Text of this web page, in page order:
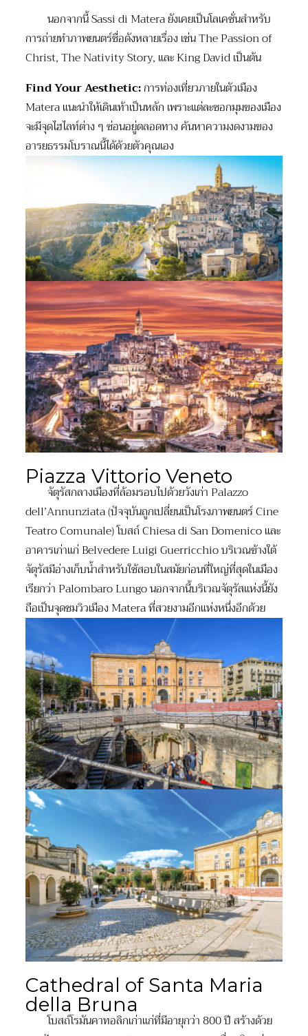
นอกจากนี้ Sassi di Matera ยังเคยเป็นโลเคชั่นสำหรับ
การถ่ายทำภาพยนตร์ชื่อดังหลายเรื่อง เช่น The Passion of
Christ, The Nativity Story, และ King David เป็นต้น
Find Your Aesthetic:การท่องเที่ยวภายในตัวเมือง
Matera แนะนำให้เดินเท้าเป็นหลัก เพราะแต่ละซอกมุมของเมือง
จะมีจุดไฮไลท์ต่าง ๆ ซ่อนอยู่ตลอดทาง ค้นหาความงดงามของ
อารยธรรมโบราณนี้ได้ด้วยตัวคุณเอง
Piazza Vittorio Veneto
จัตุรัสกลางเมืองที่ล้อมรอบไปด้วยวังเก่า Palazzo
dell’Annunziata (ปัจจุบันถูกเปลี่ยนเป็นโรงภาพยนตร์ Cine
Teatro Comunale) โบสถ์ Chiesa di San Domenico และ
อาคารเก่าแก่ Belvedere Luigi Guerricchio บริเวณข้างใต้
จัตุรัสมีอ่างเก็บน้ำสำหรับใช้สอบในสมัยก่อนที่ใหญ่ที่สุดในเมือง
เรียกว่า Palombaro Lungo นอกจากนี้บริเวณจัตุรัสแห่งนี้ยัง
ถือเป็นจุดชมวิวเมือง Matera ที่สวยงามอีกแห่งหนึ่งอีกด้วย
Cathedral of Santa Maria
della Bruna
โบสถ์โรมันคาทอลิกเก่าแก่ที่มีอายุกว่า 800 ปี สร้างด้วย